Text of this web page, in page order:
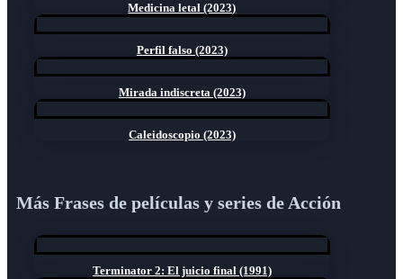
Medicina letal (2023)
Perfil falso (2023)
Mirada indiscreta (2023)
Caleidoscopio (2023)
Más Frases de películas y series de Acción
Terminator 2: El juicio final (1991)